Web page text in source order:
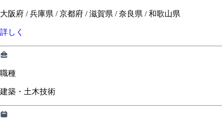
大阪府 / 兵庫県 / 京都府 / 滋賀県 / 奈良県 / 和歌山県
詳しく
職種
建築・土木技術